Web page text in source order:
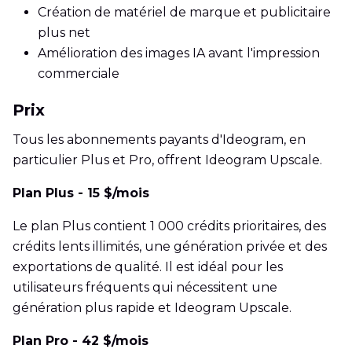
Création de matériel de marque et publicitaire
plus net
Amélioration des images IA avant l'impression
commerciale
Prix
Tous les abonnements payants d'Ideogram, en
particulier Plus et Pro, offrent Ideogram Upscale.
Plan Plus - 15 $/mois
Le plan Plus contient 1 000 crédits prioritaires, des
crédits lents illimités, une génération privée et des
exportations de qualité. Il est idéal pour les
utilisateurs fréquents qui nécessitent une
génération plus rapide et Ideogram Upscale.
Plan Pro - 42 $/mois